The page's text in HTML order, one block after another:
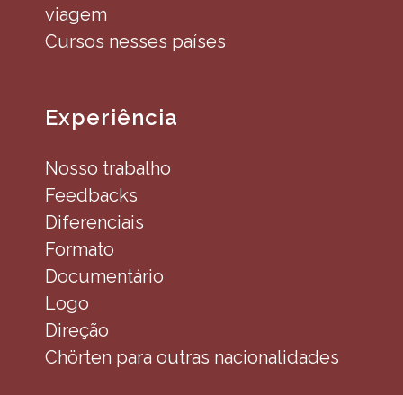
viagem
Cursos nesses países
Experiência
Nosso trabalho
Feedbacks
Diferenciais
Formato
Documentário
Logo
Direção
Chörten para outras nacionalidades